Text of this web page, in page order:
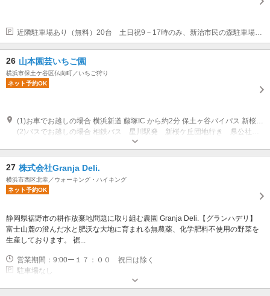
近隣駐車場あり（無料）20台 土日祝9－17時のみ、新治市民の森駐車場（徒歩7～8分）があります
26 山本園芸いちご園
横浜市保土ケ谷区仏向町／いちご狩り
ネット予約OK
27 株式会社Granja Deli.
横浜市西区北幸／ウォーキング・ハイキング
ネット予約OK
静岡県裾野市の耕作放棄地問題に取り組む農園 Granja Deli.【グランハデリ】
富士山麓の澄んだ水と肥沃な大地に育まれる無農薬、化学肥料不使用の野菜を
生産しております。 裾...
営業期間：9:00ー１７：００ 祝日は除く
駐車場なし